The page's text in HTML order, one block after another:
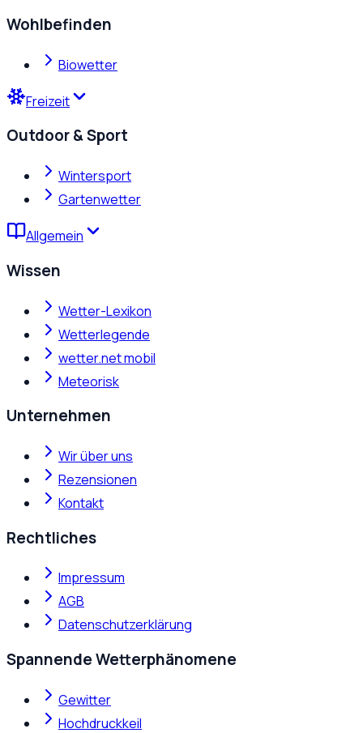
Wohlbefinden
Biowetter
Freizeit
Outdoor & Sport
Wintersport
Gartenwetter
Allgemein
Wissen
Wetter-Lexikon
Wetterlegende
wetter.net mobil
Meteorisk
Unternehmen
Wir über uns
Rezensionen
Kontakt
Rechtliches
Impressum
AGB
Datenschutzerklärung
Spannende Wetterphänomene
Gewitter
Hochdruckkeil